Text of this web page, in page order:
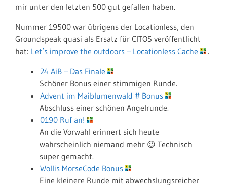
mir unter den letzten 500 gut gefallen haben.
Nummer 19500 war übrigens der Locationless, den
Groundspeak quasi als Ersatz für CITOS veröffentlicht
hat: Let’s improve the outdoors – Locationless Cache
.
24 AiB – Das Finale
Schöner Bonus einer stimmigen Runde.
Advent im Maiblumenwald # Bonus
Abschluss einer schönen Angelrunde.
0190 Ruf an!
An die Vorwahl erinnert sich heute
wahrscheinlich niemand mehr 😉 Technisch
super gemacht.
Wollis MorseCode Bonus
Eine kleinere Runde mit abwechslungsreicher